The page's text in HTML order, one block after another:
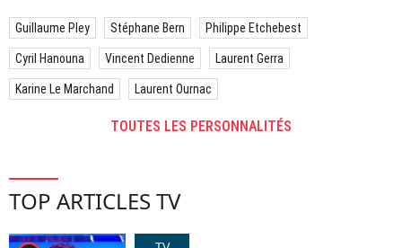
Guillaume Pley Stéphane Bern Philippe Etchebest
Cyril Hanouna Vincent Dedienne Laurent Gerra
Karine Le Marchand Laurent Ournac
TOUTES LES PERSONNALITÉS
TOP ARTICLES TV